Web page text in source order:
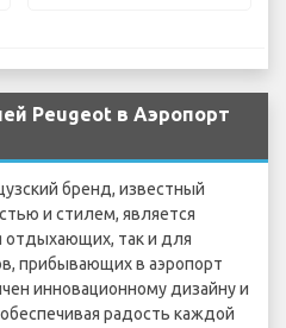
Peugeot в Аэропорт
бренд, известный
и стилем, является
так и для
прибывающих в аэропорт
инновационному дизайну и
радость каждой